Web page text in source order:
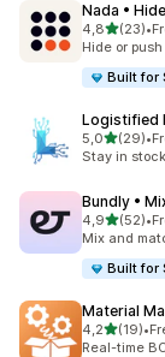
Nada •
4,8av 5(23)
Totalt 23 •
Hide or
Built for
Logistified
5,0av 5(29)
Totalt 29 •
Stay in
Bundly •
4,9av 5(52)
Totalt 52 •
Mix and
Built for
Material
4,2av 5(19)
Totalt 19 •
Real-time